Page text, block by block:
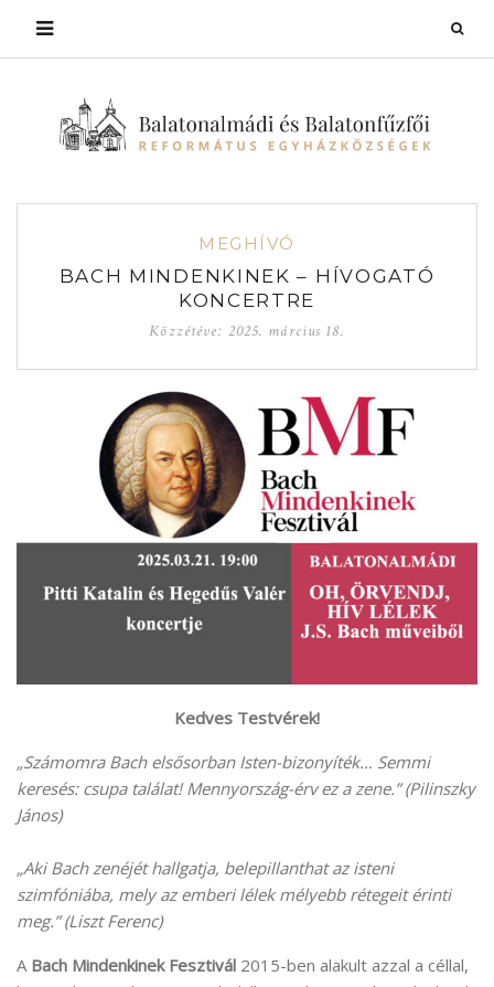
MEGHÍVÓ
BACH MINDENKINEK – HÍVOGATÓ
KONCERTRE
Közzétéve: 2025. március 18.
Kedves Testvérek!
„Számomra Bach elsősorban Isten-bizonyíték… Semmi
keresés: csupa találat! Mennyország-érv ez a zene.” (Pilinszky
János)
„Aki Bach zenéjét hallgatja, belepillanthat az isteni
szimfóniába, mely az emberi lélek mélyebb rétegeit érinti
meg.” (Liszt Ferenc)
A Bach Mindenkinek Fesztivál 2015-ben alakult azzal a céllal,